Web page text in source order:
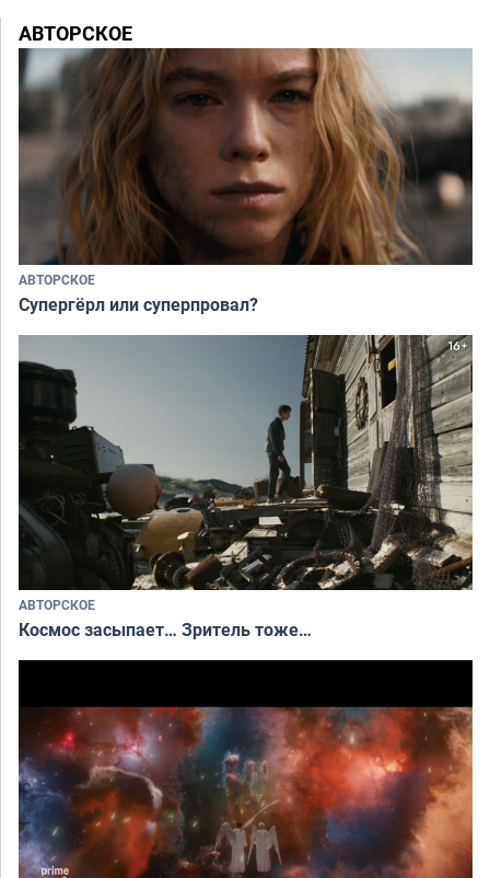
АВТОРСКОЕ
АВТОРСКОЕ
Супергёрл или суперпровал?
АВТОРСКОЕ
Космос засыпает… Зритель тоже…